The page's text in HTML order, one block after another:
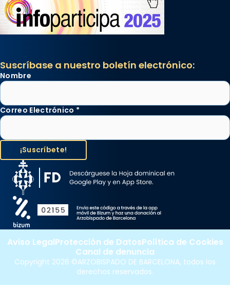
Suscríbase a nuestro boletín electrónico:
Nombre
Correo Electrónico *
Copyright 2026 ©ARZOBISPADO DE BARCELONA, todos los
derechos reservados.
Aviso LegalProtección de DatosPolítica de Cookies
Canal de denuncia